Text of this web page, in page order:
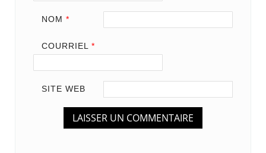
NOM *
COURRIEL *
SITE WEB